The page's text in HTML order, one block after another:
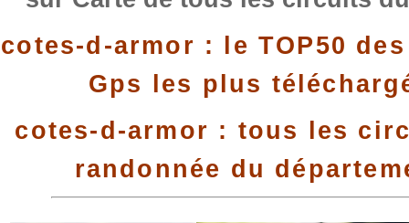
cotes-d-armor : le TOP50
Gps les plus
cotes-d-armor : tous les
randonnée du